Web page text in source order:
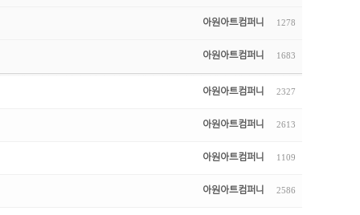
아원아트컴퍼니 1278
아원아트컴퍼니 1683
아원아트컴퍼니 2327
아원아트컴퍼니 2613
아원아트컴퍼니 1109
아원아트컴퍼니 2586